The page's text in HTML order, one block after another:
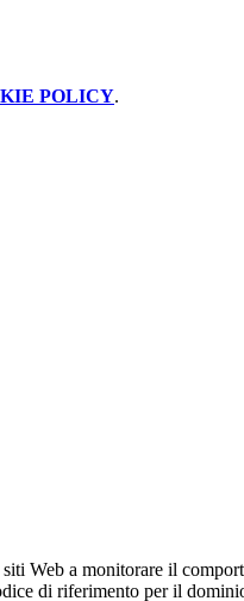
POLICY.
Web a monitorare il
di riferimento per il